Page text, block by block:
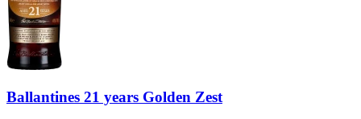
Ballantines 21 years Golden Zest